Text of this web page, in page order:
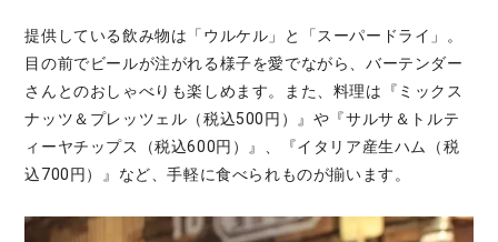
提供している飲み物は「ウルケル」と「スーパードライ」。
目の前でビールが注がれる様子を愛でながら、バーテンダー
さんとのおしゃべりも楽しめます。また、料理は『ミックス
ナッツ＆プレッツェル（税込500円）』や『サルサ＆トルテ
ィーヤチップス（税込600円）』、『イタリア産生ハム（税
込700円）』など、手軽に食べられものが揃います。